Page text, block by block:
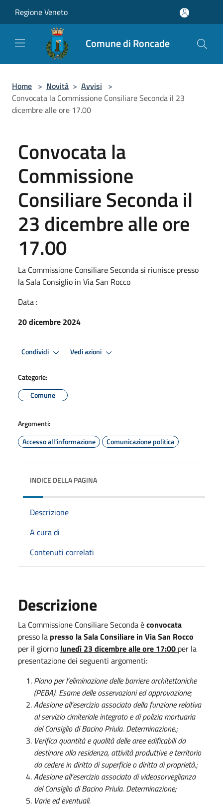
Regione Veneto
Comune di Roncade
Home > Novità > Avvisi >
Convocata la Commissione Consiliare Seconda il 23
dicembre alle ore 17.00
Convocata la
Commissione
Consiliare Seconda il
23 dicembre alle ore
17.00
La Commissione Consiliare Seconda si riunisce presso
la Sala Consiglio in Via San Rocco
Data :
20 dicembre 2024
Condividi Vedi azioni
Categorie:
Comune
Argomenti:
Accesso all'informazione
Comunicazione politica
INDICE DELLA PAGINA
Descrizione
A cura di
Contenuti correlati
Descrizione
La Commissione Consiliare Seconda èconvocata
presso la presso la Sala Consiliare in Via San Rocco
per il giorno lunedì 23 dicembre alle ore 17:00 per la
presentazione dei seguenti argomenti:
Piano per l’eliminazione delle barriere architettoniche
(PEBA). Esame delle osservazioni ed approvazione;
Adesione all’esercizio associato della funzione relativa
al servizio cimiteriale integrato e di polizia mortuaria
del Consiglio di Bacino Priula. Determinazione.;
Verifica quantità e qualità delle aree edificabili da
destinare alla residenza, attività produttive e territorio
da cedere in diritto di superficie o diritto di proprietà.;
Adesione all’esercizio associato di videosorveglianza
del Consiglio di Bacino Priula. Determinazione;
Varie ed eventuali.